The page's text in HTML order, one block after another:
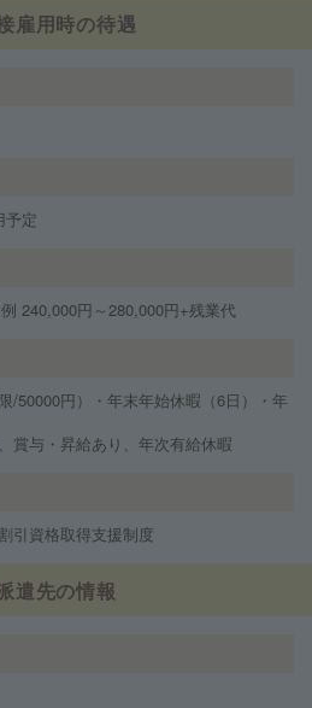
雇用時の待遇
予定
240,000円～280,000円+残業代
/50000円）・年末年始休暇（6日）・年
賞与・昇給あり、年次有給休暇
引資格取得支援制度
遣先の情報